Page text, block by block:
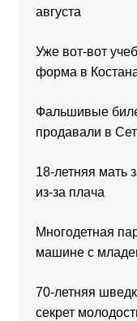
августа
Уже вот-вот
форма в
Фальшивые
продавали в
18-летняя мать
из-за плача
Многодетная
машине с
70-летняя
секрет